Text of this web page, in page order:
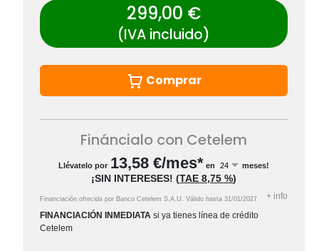
299,00 €
(IVA incluido)
Comprar
Fináncialo con Cetelem
Llévatelo por 13,58 €/mes* en meses!
¡SIN INTERESES! (TAE 8,75 %)
Financiación ofrecida por Banco Cetelem S.A.U. Válido hasta 31/01/2027 + info
FINANCIACIÓN INMEDIATA si ya tienes línea de crédito
Cetelem